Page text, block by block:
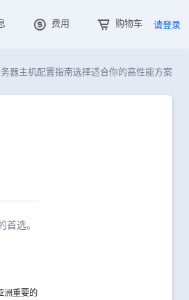
费用 购物车 请登录
器主机配置指南选择适合你的高性能方案
选。
洲重要的